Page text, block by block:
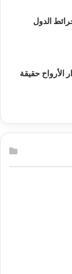
الدول
الأرواح حقيقة